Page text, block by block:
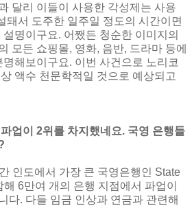
달리 이들이 사용한 각성제는 사용
돼서 도주한 일주일 정도의 시간이면
명이구요. 어쨌든 청순한 이미지의
모든 쇼핑몰, 영화, 음반, 드라마 등에
해보이구요. 이번 사건으로 노리코
액수 천문학적일 것으로 예상되고
업이 2위를 차지했네요. 국영 은행들
인도에서 가장 큰 국영은행인 State
6만여 개의 은행 지점에서 파업이
다. 다들 임금 인상과 연금과 관련해